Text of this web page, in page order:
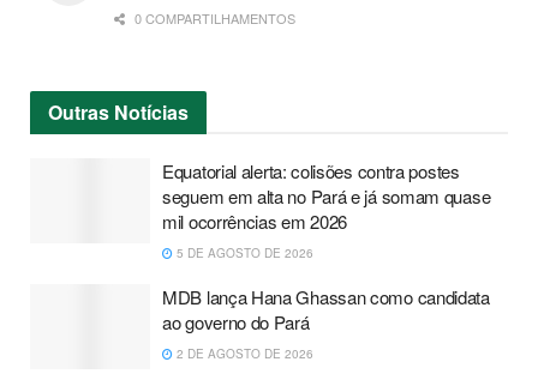
0 COMPARTILHAMENTOS
Outras Notícias
Equatorial alerta: colisões contra postes
seguem em alta no Pará e já somam quase
mil ocorrências em 2026
5 DE AGOSTO DE 2026
MDB lança Hana Ghassan como candidata
ao governo do Pará
2 DE AGOSTO DE 2026